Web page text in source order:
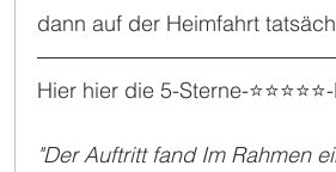
dann auf der Heimfahrt
Hier hier die 5-Sterne-
"Der Auftritt fand Im Rahmen